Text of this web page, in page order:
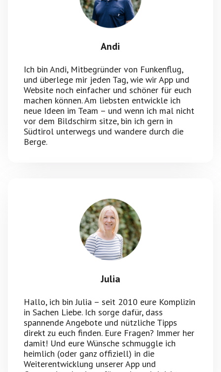
Andi
Ich bin Andi, Mitbegründer von Funkenflug,
und überlege mir jeden Tag, wie wir App und
Website noch einfacher und schöner für euch
machen können. Am liebsten entwickle ich
neue Ideen im Team – und wenn ich mal nicht
vor dem Bildschirm sitze, bin ich gern in
Südtirol unterwegs und wandere durch die
Berge.
Julia
Hallo, ich bin Julia – seit 2010 eure Komplizin
in Sachen Liebe. Ich sorge dafür, dass
spannende Angebote und nützliche Tipps
direkt zu euch finden. Eure Fragen? Immer her
damit! Und eure Wünsche schmuggle ich
heimlich (oder ganz offiziell) in die
Weiterentwicklung unserer App und